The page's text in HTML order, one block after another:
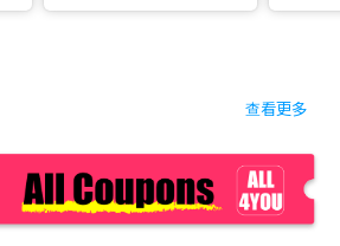
查看更多